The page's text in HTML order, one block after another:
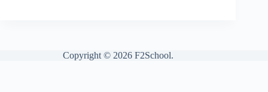
Copyright © 2026 F2School.